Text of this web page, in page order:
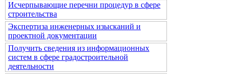
Исчерпывающие перечни процедур в сфере
строительства
Экспертиза инженерных изысканий и
проектной документации
Получить сведения из информационных
систем в сфере градостроительной
деятельности